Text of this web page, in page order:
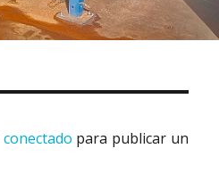
conectado para publicar un